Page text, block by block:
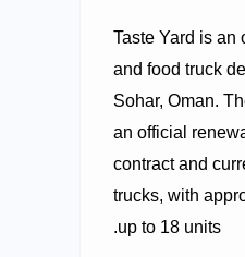
Taste Yard is an
and food truck
Sohar, Oman.
an official
contract and
trucks, with
up to 18 units.